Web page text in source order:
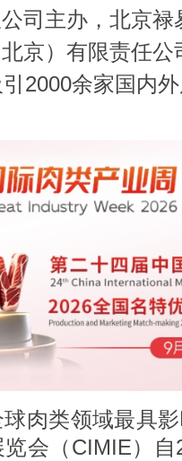
司主办，北京
京）有限责任
2000余家国内
类领域最具影
会（CIMIE）